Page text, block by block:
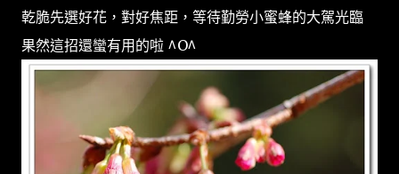
乾脆先選好花，對好焦距，等待勤勞小蜜蜂的大駕光臨
果然這招還蠻有用的啦 ^O^